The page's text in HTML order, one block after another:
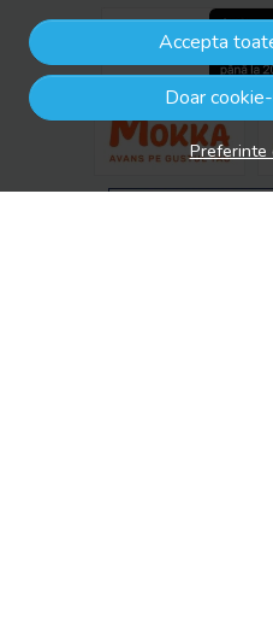
Accepta
Doar
Preferinte